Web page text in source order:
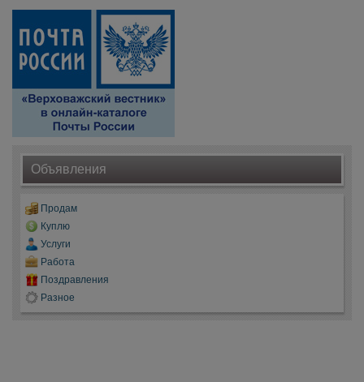
Объявления
Продам
Куплю
Услуги
Работа
Поздравления
Разное